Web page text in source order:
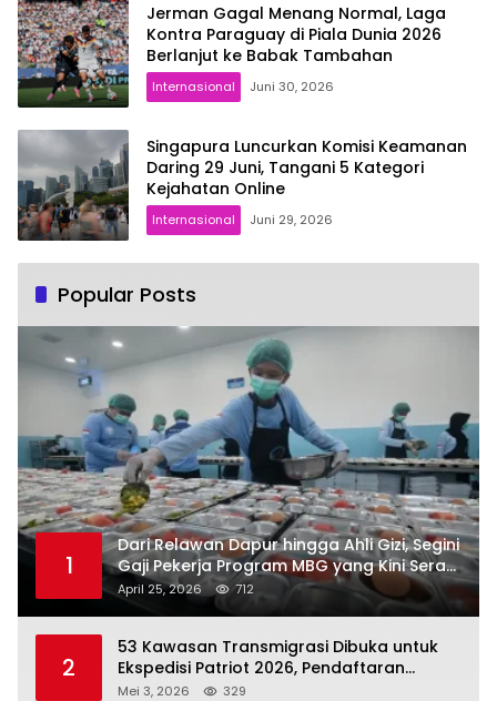
Jerman Gagal Menang Normal, Laga
Kontra Paraguay di Piala Dunia 2026
Berlanjut ke Babak Tambahan
Internasional Juni 30, 2026
Singapura Luncurkan Komisi Keamanan
Daring 29 Juni, Tangani 5 Kategori
Kejahatan Online
Internasional Juni 29, 2026
Popular Posts
1
Dari Relawan Dapur hingga Ahli Gizi, Segini
Gaji Pekerja Program MBG yang Kini Serap
Hampir Sejuta Tenaga Kerja
April 25, 2026 712
2
53 Kawasan Transmigrasi Dibuka untuk
Ekspedisi Patriot 2026, Pendaftaran
Ditutup 21 Mei
Mei 3, 2026 329